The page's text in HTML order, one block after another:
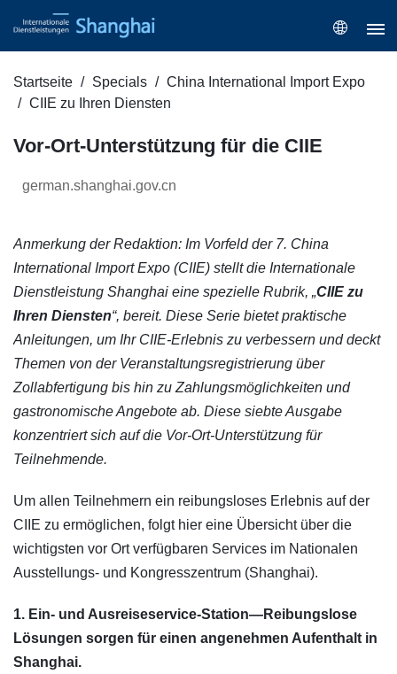
Startseite Specials
China International Import Expo
CIIE zu Ihren Diensten
Vor-Ort-Unterstützung für die CIIE
german.shanghai.gov.cn
Anmerkung der Redaktion: Im Vorfeld der 7. China
International Import Expo (CIIE) stellt die Internationale
Dienstleistung Shanghai eine spezielle Rubrik, „CIIE zu
Ihren Diensten“, bereit. Diese Serie bietet praktische
Anleitungen, um Ihr CIIE-Erlebnis zu verbessern und deckt
Themen von der Veranstaltungsregistrierung über
Zollabfertigung bis hin zu Zahlungsmöglichkeiten und
gastronomische Angebote ab. Diese siebte Ausgabe
konzentriert sich auf die Vor-Ort-Unterstützung für
Teilnehmende.
Um allen Teilnehmern ein reibungsloses Erlebnis auf der
CIIE zu ermöglichen, folgt hier eine Übersicht über die
wichtigsten vor Ort verfügbaren Services im Nationalen
Ausstellungs- und Kongresszentrum (Shanghai).
1. Ein- und Ausreiseservice-Station—Reibungslose
Lösungen sorgen für einen angenehmen Aufenthalt in
Shanghai.